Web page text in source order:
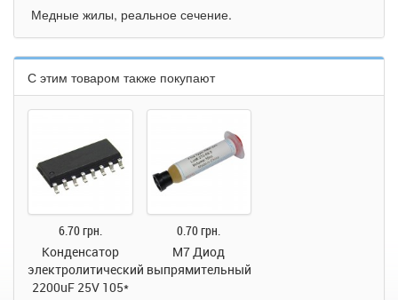
Медные жилы, реальное сечение.
С этим товаром также покупают
6.70 грн.
Конденсатор
электролитический
2200uF 25V 105*
0.70 грн.
M7 Диод
выпрямительный